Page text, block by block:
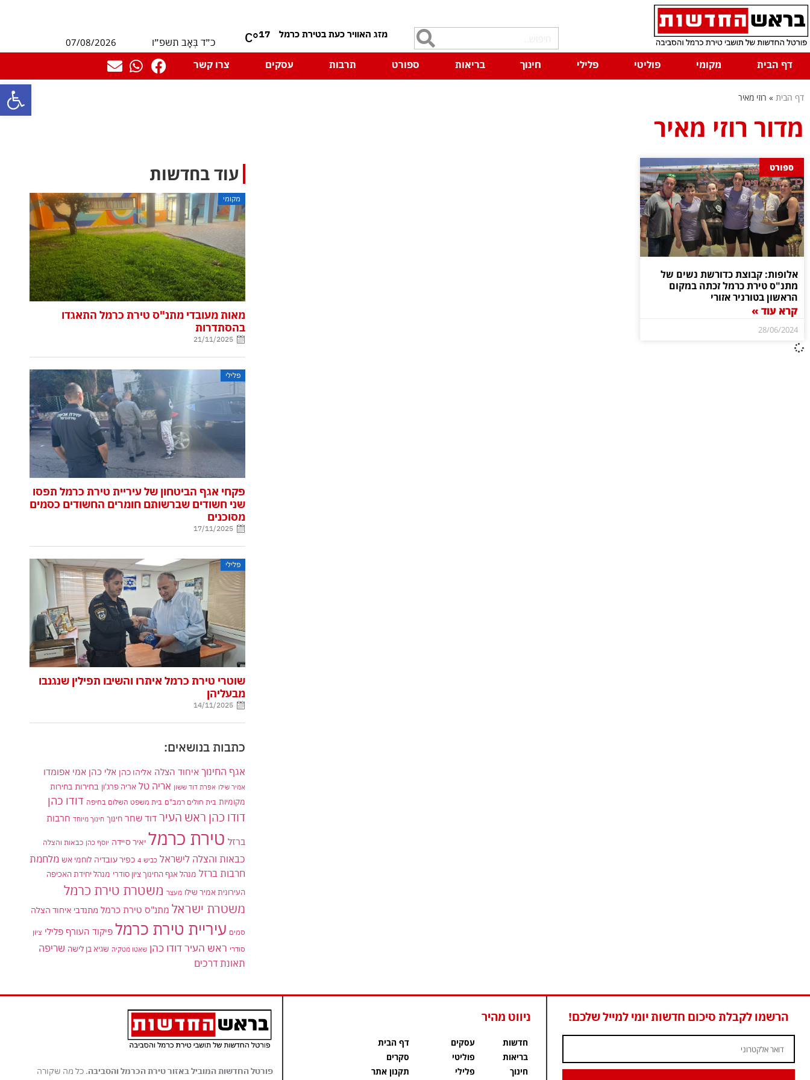
פתח
17
°C כ״ד בְּאָב תשפ״ו
07/08/2026
דף הבית
מקומי פוליטי פלילי חינוך בריאות ספורט תרבות עסקים צרו קשר
דף הבית » רוזי מאיר
מדור רוזי מאיר
ספורט
אלופות: קבוצת כדורשת נשים של
מתנ"ס טירת כרמל זכתה במקום
הראשון בטורניר אזורי
קרא עוד »
28/06/2024
עוד בחדשות
מקומי
מאות מעובדי מתנ"ס טירת כרמל התאגדו
בהסתדרות
21/11/2025
פלילי
פקחי אגף הביטחון של עיריית טירת כרמל תפסו
שני חשודים שברשותם חומרים החשודים כסמים
מסוכנים
17/11/2025
פלילי
שוטרי טירת כרמל איתרו והשיבו תפילין שנגנבו
מבעליהן
14/11/2025
כתבות בנושאים:
אגף החינוך איחוד הצלה אליהו כהן אלי כהן אמי אפומדו
אמיר שילו אפרת דוד ששון אריה טל אריה פרג'ון בחירות בחירות
מקומיות בית חולים רמב"ם בית משפט השלום בחיפה דודו כהן
דודו כהן ראש העיר דוד שחר חינוך חינוך מיוחד חרבות
ברזל טירת כרמל יאיר סיידה יוסף כהן כבאות והצלה
כבאות והצלה לישראל כביש 4 כפיר עובדיה לוחמי אש מלחמת
חרבות ברזל מנהל אגף החינוך ציון סודרי מנהל יחידת האכיפה
העירונית אמיר שילו מעצר משטרת טירת כרמל
משטרת ישראל מתנ"ס טירת כרמל מתנדבי איחוד הצלה
סמים עיריית טירת כרמל פיקוד העורף פלילי ציון
סודרי ראש העיר דודו כהן שאטו מטקיה שגיא בן לישה שריפה
תאונת דרכים
הרשמו לקבלת סיכום חדשות יומי למייל שלכם! ניווט מהיר
חדשות
בריאות
חינוך
עסקים
פוליטי
פלילי
דף הבית
סקרים
תקנון אתר
פורטל החדשות המוביל באזור טירת הכרמל והסביבה. כל מה שקורה